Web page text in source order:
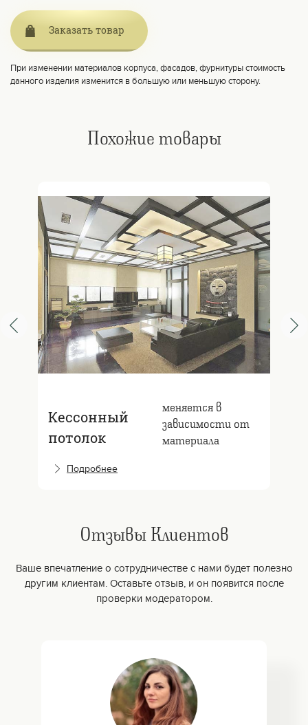
Заказать товар
При изменении материалов корпуса, фасадов, фурнитуры стоимость
данного изделия изменится в большую или меньшую сторону.
Похожие товары
Кессонный
потолок
меняется в
зависимости от
материала
Подробнее
Отзывы Клиентов
Ваше впечатление о сотрудничестве с нами будет полезно
другим клиентам. Оставьте отзыв, и он появится после
проверки модератором.